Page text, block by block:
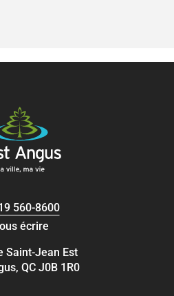
560-8600
écrire
Saint-Jean Est
QC J0B 1R0